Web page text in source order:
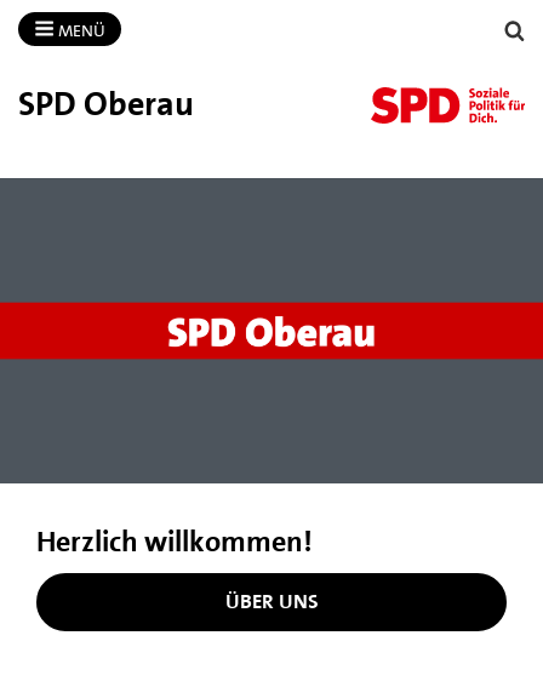
MENÜ
SPD Oberau
Herzlich willkommen!
ÜBER UNS